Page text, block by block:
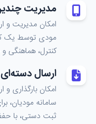
مدیریت
امکان مدیریت و
مودی توسط یک
کنترل، هماهنگی
ارسال
امکان بارگذاری
سامانه
ثبت دستی، با